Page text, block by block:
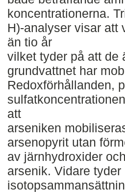
koncentrationerna.
H)-analyser visar att
än tio år
vilket tyder på att de
grundvattnet har
Redoxförhållanden,
att
arseniken
arsenopyrit utan
av järnhydroxider
arsenik. Vidare tyder